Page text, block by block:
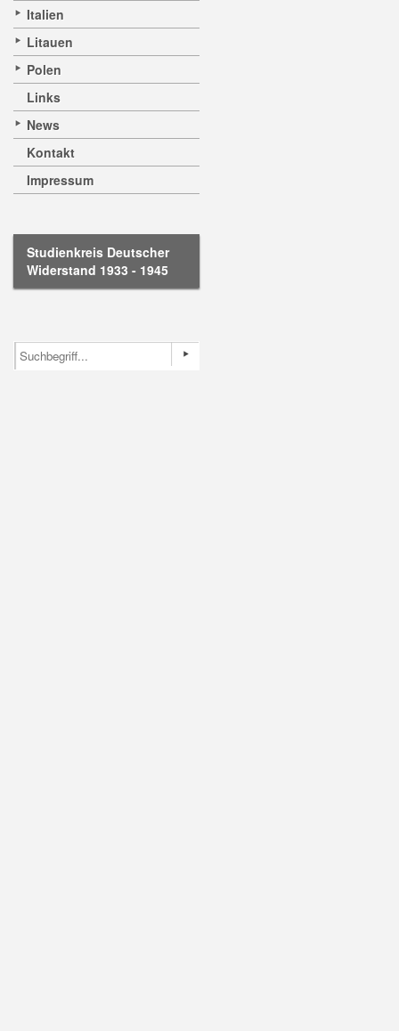
Italien
Litauen
Polen
Links
News
Kontakt
Impressum
Studienkreis Deutscher
Widerstand 1933 - 1945